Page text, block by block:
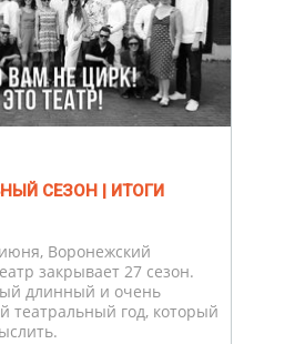
СЕЗОН | ИТОГИ
Воронежский
закрывает 27 сезон.
длинный и очень
театральный год, который